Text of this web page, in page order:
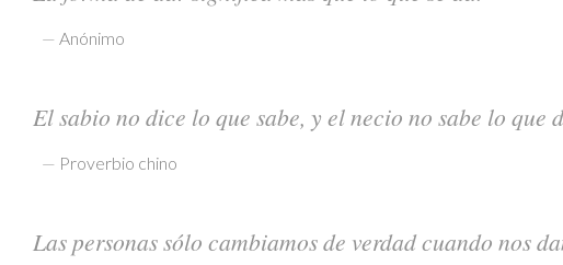
— Anónimo
El sabio no dice lo que sabe, y el necio no sabe lo que
— Proverbio chino
Las personas sólo cambiamos de verdad cuando nos